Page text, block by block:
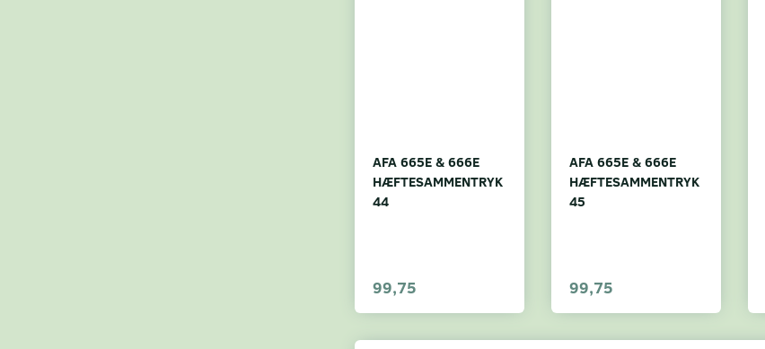
AFA 665E & 666E
HÆFTESAMMENTRYK
44
99,75
AFA 665E & 666E
HÆFTESAMMENTRYK
45
99,75